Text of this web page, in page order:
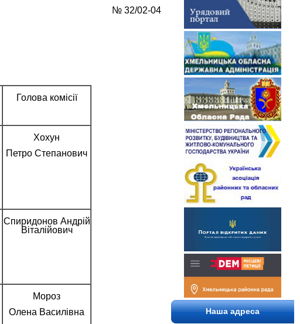
Наша адреса
№ 32/02-04
Голова комісії
Хохун
Петро Степанович
Спиридонов Андрій
Віталійович
Мороз
Олена Василівна